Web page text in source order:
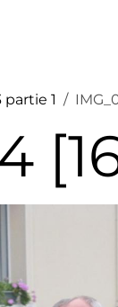
partie 1